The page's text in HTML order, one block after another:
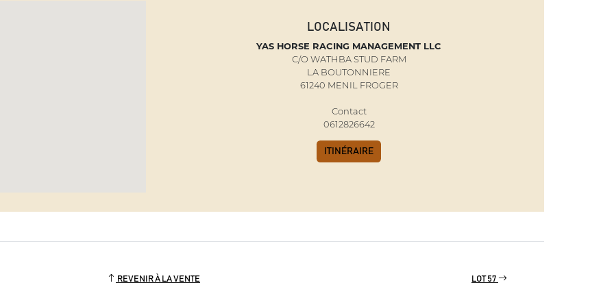
LOCALISATION
YAS HORSE RACING MANAGEMENT LLC
C/O WATHBA STUD FARM
LA BOUTONNIERE
61240 MENIL FROGER
Contact
0612826642
ITINÉRAIRE
REVENIR À LA VENTE LOT 57